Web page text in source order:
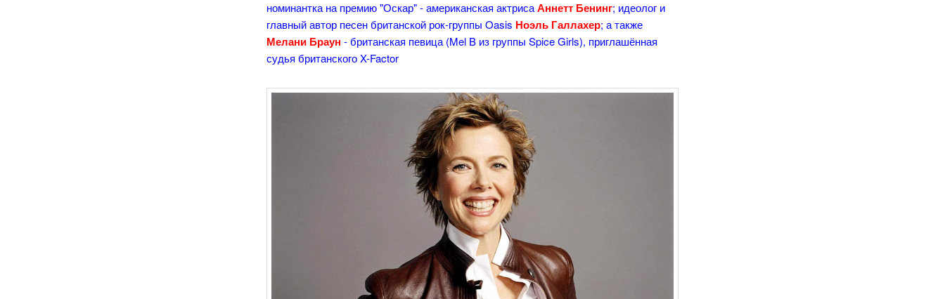
номинантка на премию "Оскар" - американская актрисаАннетт Бенинг; идеолог и
главный автор песен британской рок-группы Oasis Ноэль Галлахер; а также
Мелани Браун - британская певица (Mel B из группы Spice Girls), приглашённая
судья британского X-Factor